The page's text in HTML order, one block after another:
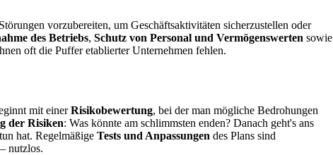
vorzubereiten, um Geschäftsaktivitäten sicherzustellen oder
des Betriebs, Schutz von Personal und Vermögenswerten sowie
oft die Puffer etablierter Unternehmen fehlen.
mit einerRisikobewertung, bei der man mögliche Bedrohungen
der Risiken: Was könnte am schlimmsten enden? Danach geht's ans
hat. Regelmäßige Tests und Anpassungen des Plans sind
nutzlos.